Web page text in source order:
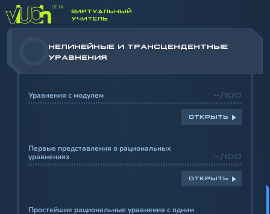
ВИРТУАЛЬНЫЙ
УЧИТЕЛЬ
НЕЛИНЕЙНЫЕ И ТРАНСЦЕНДЕНТНЫЕ
УРАВНЕНИЯ
Уравнения с модулем -/100
ОТКРЫТЬ
Первые представления о рациональных
уравнениях
-/100
ОТКРЫТЬ
Простейшие рациональные уравнения с одним